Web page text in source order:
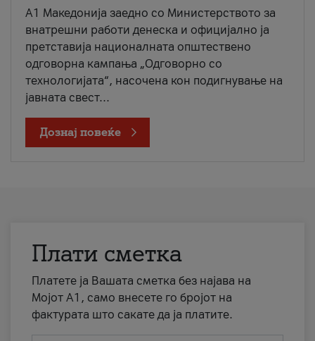
A1 Македонија заедно со Министерството за
внатрешни работи денеска и официјално ја
претставија националната општествено
одговорна кампања „Одговорно со
технологијата“, насочена кон подигнување на
јавната свест...
Дознај повеќе
Плати сметка
Платете ја Вашата сметка без најава на
Мојот А1, само внесете го бројот на
фактурата што сакате да ја платите.